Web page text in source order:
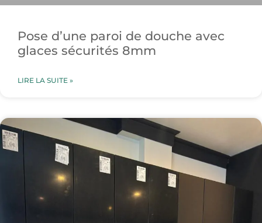
Pose d’une paroi de douche avec
glaces sécurités 8mm
LIRE LA SUITE »